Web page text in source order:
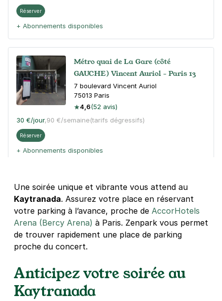
Réserver
+ Abonnements disponibles
Métro quai de La Gare (côté
GAUCHE) Vincent Auriol - Paris 13
7 boulevard Vincent Auriol
75013 Paris
4,6(52 avis)
30 €/jour,90 €/semaine(tarifs dégressifs)
Réserver
+ Abonnements disponibles
Paris - Bercy - quai de la Gare
3 rue George Balanchine
75013Paris
4,2(361 avis)
Paris - Bercy - SAEMES
Une soirée unique et vibrante vous attend au
Kaytranada. Assurez votre place en réservant
votre parking à l’avance, proche de AccorHotels
Arena (Bercy Arena) à Paris. Zenpark vous permet
de trouver rapidement une place de parking
proche du concert.
Anticipez votre soirée au
Kaytranada